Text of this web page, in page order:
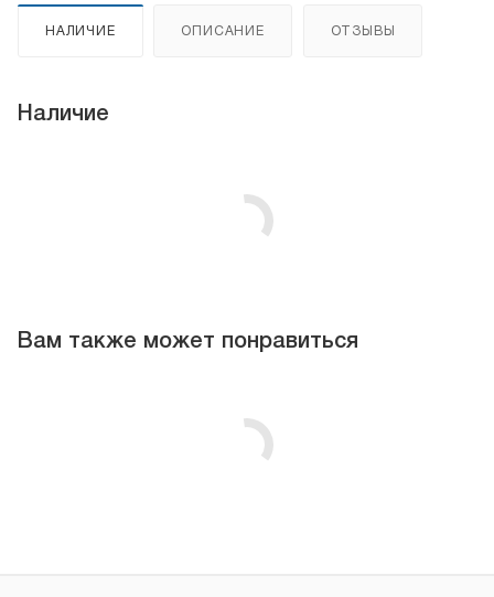
НАЛИЧИЕ ОПИСАНИЕ ОТЗЫВЫ
Наличие
Вам также может понравиться